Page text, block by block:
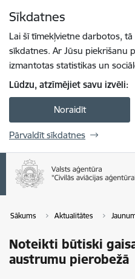
Sīkdatnes
Lai šī tīmekļvietne darbotos,
sīkdatnes. Ar Jūsu piekrišanu
izmantotas statistikas un
Lūdzu, atzīmējiet savu izvēli:
Noraidīt
Pārvaldīt sīkdatnes
Sākums Aktualitātes
Noteikti būtiski
austrumu pierobežā